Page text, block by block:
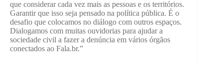
que considerar cada vez mais as pessoas e os territórios.
Garantir que isso seja pensado na política pública. É o
desafio que colocamos no diálogo com outros espaços.
Dialogamos com muitas ouvidorias para ajudar a
sociedade civil a fazer a denúncia em vários órgãos
conectados ao Fala.br.”